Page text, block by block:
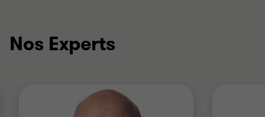
Nos Experts